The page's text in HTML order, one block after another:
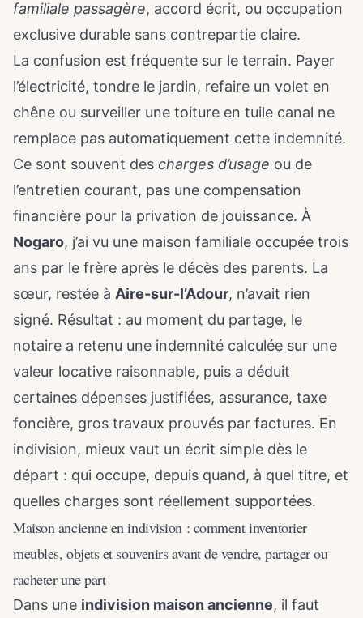
familiale passagère, accord écrit, ou occupation
exclusive durable sans contrepartie claire.
La confusion est fréquente sur le terrain. Payer
l’électricité, tondre le jardin, refaire un volet en
chêne ou surveiller une toiture en tuile canal ne
remplace pas automatiquement cette indemnité.
Ce sont souvent des charges d’usage ou de
l’entretien courant, pas une compensation
financière pour la privation de jouissance. À
Nogaro, j’ai vu une maison familiale occupée trois
ans par le frère après le décès des parents. La
sœur, restée à Aire-sur-l’Adour, n’avait rien
signé. Résultat : au moment du partage, le
notaire a retenu une indemnité calculée sur une
valeur locative raisonnable, puis a déduit
certaines dépenses justifiées, assurance, taxe
foncière, gros travaux prouvés par factures. En
indivision, mieux vaut un écrit simple dès le
départ : qui occupe, depuis quand, à quel titre, et
quelles charges sont réellement supportées.
Maison ancienne en indivision : comment inventorier
meubles, objets et souvenirs avant de vendre, partager ou
racheter une part
Dans une indivision maison ancienne, il faut